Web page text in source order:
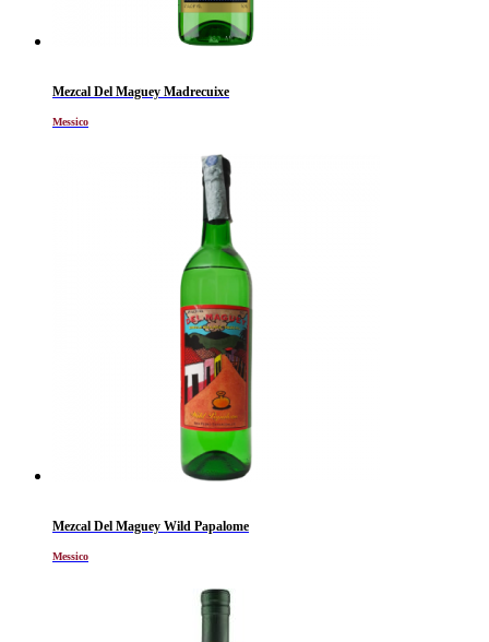
Mezcal Del Maguey Madrecuixe
Messico
Mezcal Del Maguey Wild Papalome
Messico